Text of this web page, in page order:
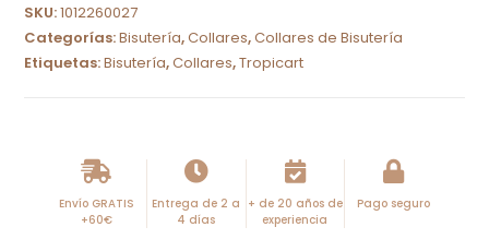
t
e
SKU:1012260027
Categorías:Bisutería,Collares,Collares de Bisutería
Etiquetas:Bisutería,Collares,Tropicart
Envío GRATIS
+60€
Entrega de 2 a
4 días
+ de 20 años de
experiencia
Pago seguro